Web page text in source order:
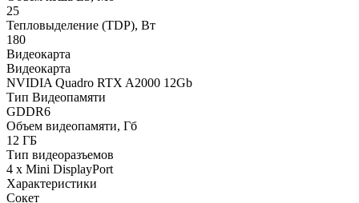
25
Тепловыделение (TDP), Вт
180
Видеокарта
Видеокарта
NVIDIA Quadro RTX A2000 12Gb
Тип Видеопамяти
GDDR6
Объем видеопамяти, Гб
12 ГБ
Тип видеоразъемов
4 x Mini DisplayPort
Характеристики
Сокет